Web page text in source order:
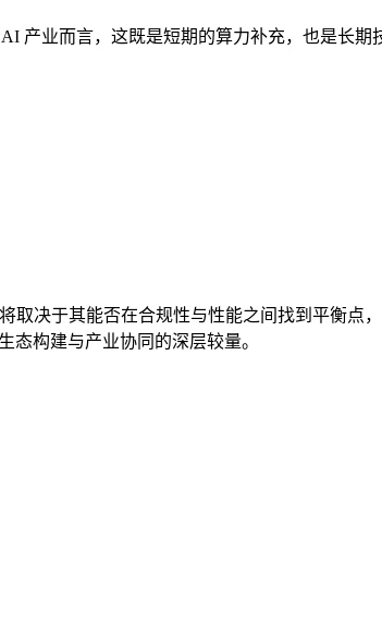
产业而言，这既是短期的算力补充，也是长期
取决于其能否在合规性与性能之间找到平衡点
构建与产业协同的深层较量。